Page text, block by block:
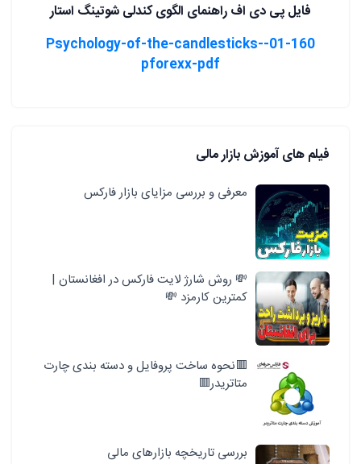
فایل پی دی اف راهنمای الگوی کندلی شوتینگ استار
01-160-Psychology-of-the-candlesticks-
pforexx-pdf
فیلم های آموزش بازار مالی
معرفی و بررسی مزایای بازار فارکس
💸 روش شارژ لایت فارکس در افغانستان |
کمترین کارمزد 💸
🟥نحوه ساخت پروفایل و دسته بندی چارت
متاتریدر🟥
بررسی تاریخچه بازارهای مالی